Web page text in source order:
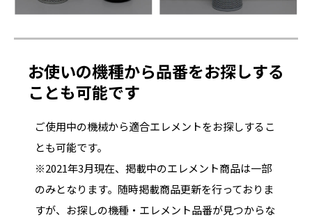
お使いの機種から品番をお探しする
ことも可能です
ご使用中の機械から適合エレメントをお探しするこ
とも可能です。
※2021年3月現在、掲載中のエレメント商品は一部
のみとなります。随時掲載商品更新を行っておりま
すが、お探しの機種・エレメント品番が見つからな